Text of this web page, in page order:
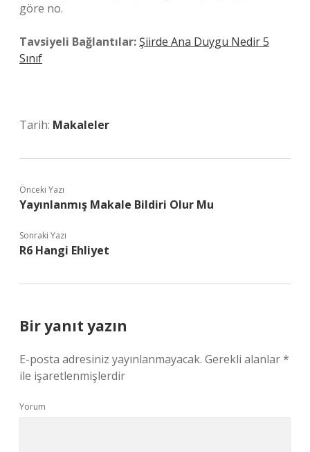
göre no.
Tavsiyeli Bağlantılar: Şiirde Ana Duygu Nedir 5
Sınıf
Tarih: Makaleler
Önceki Yazı
Yayınlanmış Makale Bildiri Olur Mu
Sonraki Yazı
R6 Hangi Ehliyet
Bir yanıt yazın
E-posta adresiniz yayınlanmayacak. Gerekli alanlar*
ile işaretlenmişlerdir
Yorum